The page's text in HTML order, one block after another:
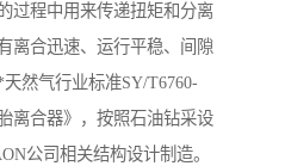
过程中用来传递扭矩和分离
离合迅速、运行平稳、间隙
然气行业标准SY/T6760-
离合器》，按照石油钻采设
公司相关结构设计制造。